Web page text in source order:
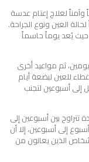
وآمناً لعلاج إعتام عدسة
العين ونوع الجراحة.
حيث يُعد يوماً حاسماً
ثم مواعيد أخرى
للعين لبضعة أيام
إلى أسبوعين لتجنب
تتراوح بين أسبوعين إلى
إلى أسبوعين، إلا أن
الذين يعانون من